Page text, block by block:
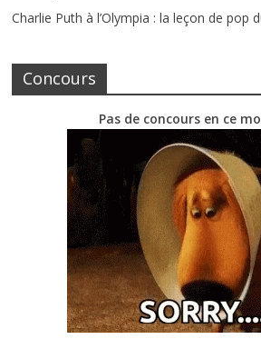
Charlie Puth à l’Olympia : la leçon de pop
Concours
Pas de concours en ce